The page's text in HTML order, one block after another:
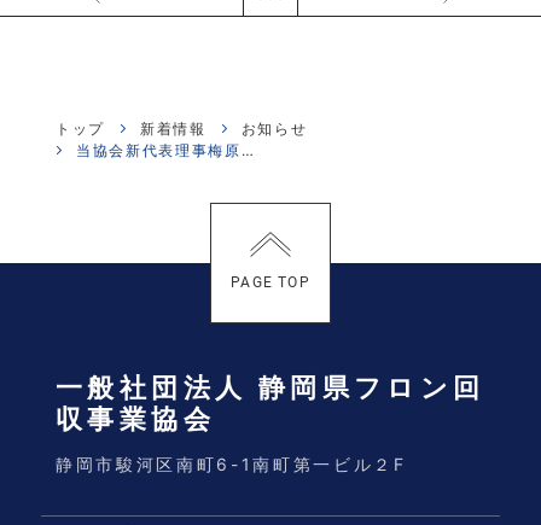
トップ 新着情報
お知らせ
当協会新代表理事梅原啓一のインタビュー記事が掲載されました。
PAGE TOP
一般社団法人 静岡県フロン回
収事業協会
静岡市駿河区南町6-1南町第一ビル２F